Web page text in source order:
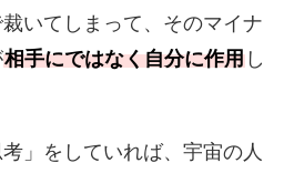
いてしまって、そのマイナ
相手にではなく自分に作用 し
」をしていれば、宇宙の人